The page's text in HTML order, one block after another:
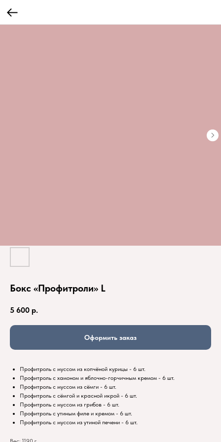
Бокс «Профитроли» L
5 600 р.
Оформить заказ
Профитроль с муссом из копчёной курицы - 6 шт.
Профитроль с хамоном и яблочно-горчичным кремом - 6 шт.
Профитроль с муссом из сёмги - 6 шт.
Профитроль с сёмгой и красной икрой - 6 шт.
Профитроль с муссом из грибов - 6 шт.
Профитроль с утиным филе и кремом - 6 шт.
Профитроль с муссом из утиной печени - 6 шт.